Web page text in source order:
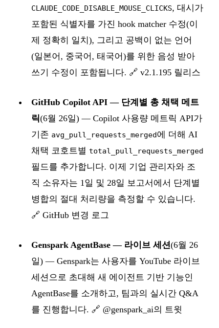
CLAUDE_CODE_DISABLE_MOUSE_CLICKS, 대시가
포함된 식별자를 가진 hook matcher 수정(이
제 정확히 일치), 그리고 공백이 없는 언어
(일본어, 중국어, 태국어)를 위한 음성 받아
쓰기 수정이 포함됩니다. 🔗 v2.1.195 릴리스
GitHub Copilot API — 단계별 총 채택 메트
릭(6월 26일) — Copilot 사용량 메트릭 API가
기존 avg_pull_requests_merged에 더해 AI
채택 코호트별 total_pull_requests_merged
필드를 추가합니다. 이제 기업 관리자와 조
직 소유자는 1일 및 28일 보고서에서 단계별
병합의 절대 처리량을 측정할 수 있습니다.
🔗 GitHub 변경 로그
Genspark AgentBase — 라이브 세션(6월 26
일) — Genspark는 사용자를 YouTube 라이브
세션으로 초대해 새 에이전트 기반 기능인
AgentBase를 소개하고, 팀과의 실시간 Q&A
를 진행합니다. 🔗 @genspark_ai의 트윗